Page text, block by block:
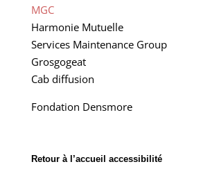
MGC
Harmonie Mutuelle
Services Maintenance Group
Grosgogeat
Cab diffusion
Fondation Densmore
Retour à l’accueil accessibilité